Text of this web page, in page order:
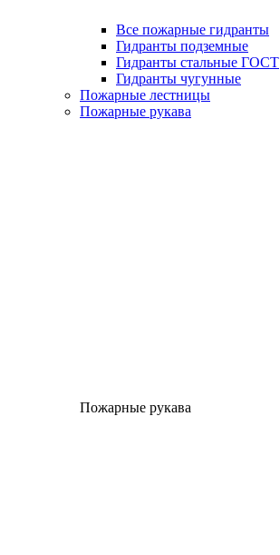
Все пожарные гидранты
Гидранты подземные
Гидранты стальные ГОСТ
Гидранты чугунные
Пожарные лестницы
Пожарные рукава
Пожарные рукава